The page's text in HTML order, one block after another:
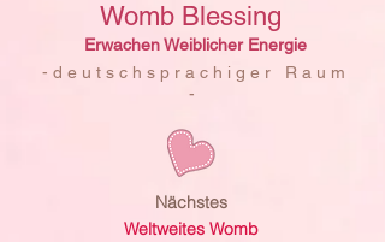
Womb Blessing
Erwachen Weiblicher Energie
- d e u t s c h s p r a c h i g e r R a u m
-
Nächstes
Weltweites Womb